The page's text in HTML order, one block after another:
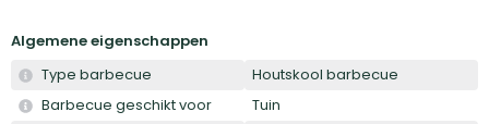
Algemene eigenschappen
Type barbecue
Houtskool barbecue
Barbecue geschikt voor
Tuin